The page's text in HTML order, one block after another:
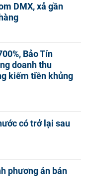
DMX, xả gần
Bảo Tín
doanh thu
kiếm tiền khủng
có trở lại sau
phương án bán